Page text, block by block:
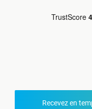
Recevez en